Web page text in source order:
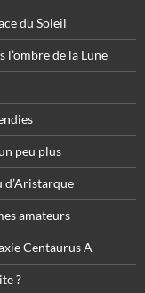
du Soleil
l’ombre de la Lune
peu plus
d’Aristarque
amateurs
Centaurus A
?